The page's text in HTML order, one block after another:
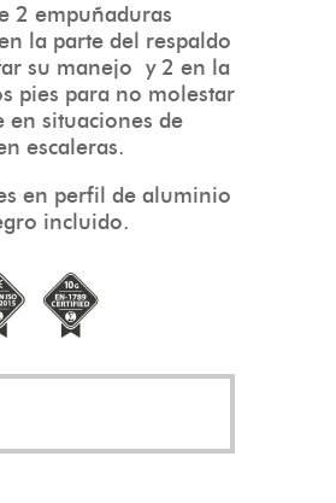
2 empuñaduras
la parte del respaldo
su manejo y 2 en la
pies para no molestar
en situaciones de
escaleras.
en perfil de aluminio
incluido.